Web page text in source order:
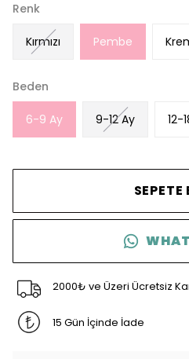
Renk
Kırmızı Pembe
Beden
6-9 Ay 9-12 Ay 12-
SEPETE
2000₺ ve Üzeri Ücretsiz
15 Gün İçinde İade